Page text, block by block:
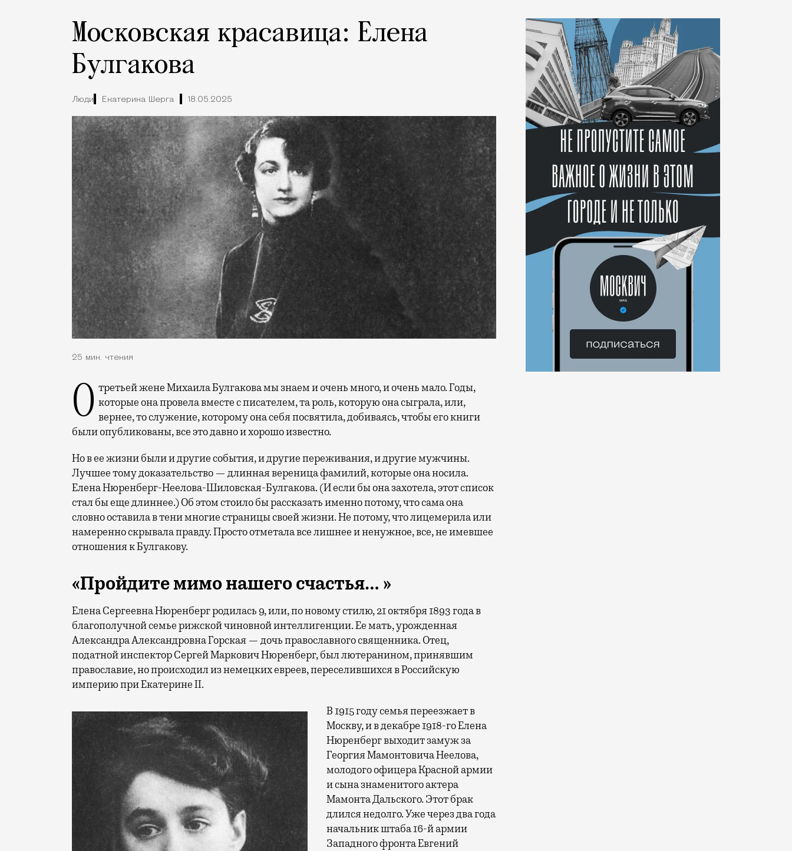
Московская красавица: Елена
Булгакова
Люди Екатерина Шерга 18.05.2025
25 мин. чтения
О третьей жене Михаила Булгакова мы знаем и очень много, и очень мало. Годы, которые она провела вместе с писателем, та роль, которую она сыграла, или,
вернее, то служение, которому она себя посвятила, добиваясь, чтобы его книги
были опубликованы, все это давно и хорошо известно.
Но в ее жизни были и другие события, и другие переживания, и другие мужчины.
Лучшее тому доказательство — длинная вереница фамилий, которые она носила.
Елена Нюренберг-Неелова-Шиловская-Булгакова. (И если бы она захотела, этот список
стал бы еще длиннее.) Об этом стоило бы рассказать именно потому, что сама она
словно оставила в тени многие страницы своей жизни. Не потому, что лицемерила или
намеренно скрывала правду. Просто отметала все лишнее и ненужное, все, не имевшее
отношения к Булгакову.
«Пройдите мимо нашего счастья… »
Елена Сергеевна Нюренберг родилась 9, или, по новому стилю, 21 октября 1893 года в
благополучной семье рижской чиновной интеллигенции. Ее мать, урожденная
Александра Александровна Горская — дочь православного священника. Отец,
податной инспектор Сергей Маркович Нюренберг, был лютеранином, принявшим
православие, но происходил из немецких евреев, переселившихся в Российскую
империю при Екатерине II.
В 1915 году семья переезжает в
Москву, и в декабре 1918-го Елена
Нюренберг выходит замуж за
Георгия Мамонтовича Неелова,
молодого офицера Красной армии
и сына знаменитого актера
Мамонта Дальского. Этот брак
длился недолго. Уже через два года
начальник штаба 16-й армии
Западного фронта Евгений